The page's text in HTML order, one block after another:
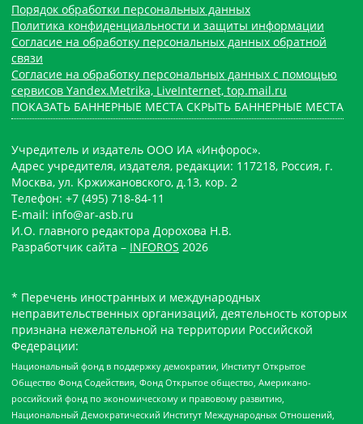
Порядок обработки персональных данных
Политика конфиденциальности и защиты информации
Согласие на обработку персональных данных обратной
связи
Согласие на обработку персональных данных с помощью
сервисов Yandex.Metrika, LiveInternet, top.mail.ru
ПОКАЗАТЬ БАННЕРНЫЕ МЕСТА СКРЫТЬ БАННЕРНЫЕ МЕСТА
Учредитель и издатель ООО ИА «Инфорос».
Адрес учредителя, издателя, редакции: 117218, Россия, г.
Москва, ул. Кржижановского, д.13, кор. 2
Телефон: +7 (495) 718-84-11
E-mail: info@ar-asb.ru
И.О. главного редактора Дорохова Н.В.
Разработчик сайта – INFOROS 2026
* Перечень иностранных и международных
неправительственных организаций, деятельность которых
признана нежелательной на территории Российской
Федерации:
Национальный фонд в поддержку демократии, Институт Открытое
Общество Фонд Содействия, Фонд Открытое общество, Американо-
российский фонд по экономическому и правовому развитию,
Национальный Демократический Институт Международных Отношений,